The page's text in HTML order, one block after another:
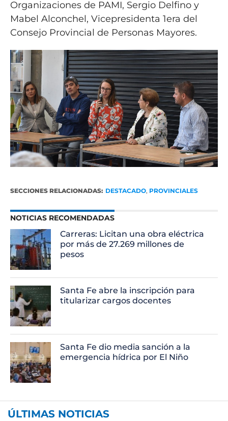
Organizaciones de PAMI, Sergio Delfino y
Mabel Alconchel, Vicepresidenta 1era del
Consejo Provincial de Personas Mayores.
SECCIONES RELACIONADAS: DESTACADO, PROVINCIALES
NOTICIAS RECOMENDADAS
Carreras: Licitan una obra eléctrica
por más de 27.269 millones de
pesos
Santa Fe abre la inscripción para
titularizar cargos docentes
Santa Fe dio media sanción a la
emergencia hídrica por El Niño
ÚLTIMAS NOTICIAS